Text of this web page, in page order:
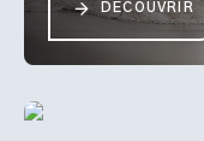
DÉCOUVRIR